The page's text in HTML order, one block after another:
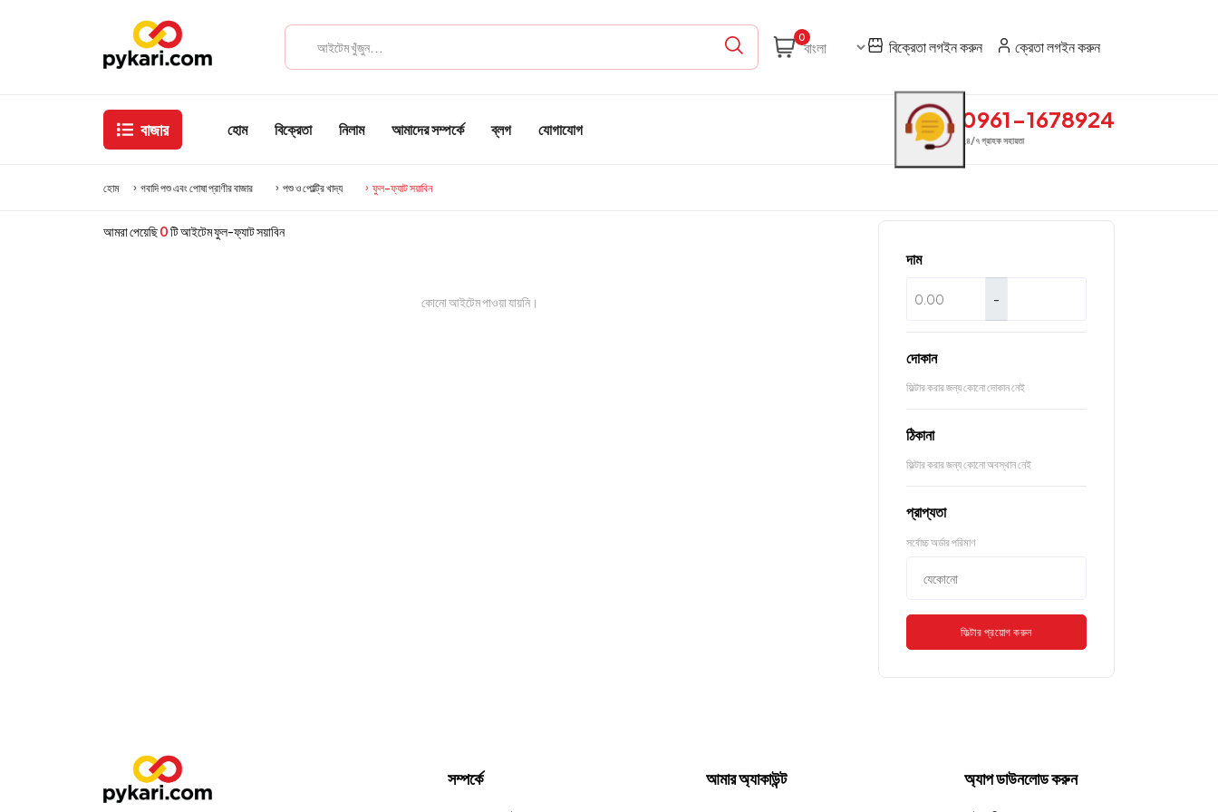
0
বিক্রেতা লগইন করুন ক্রেতা লগইন করুন
বাজার হোম বিক্রেতা নিলাম আমাদের সম্পর্কে ব্লগ যোগাযোগ 0961-1678924
২৪/৭ গ্রাহক সহায়তা
হোম গবাদি পশু এবং পোষা প্রাণীর বাজার পশু ও পোল্ট্রি খাদ্য ফুল-ফ্যাট সয়াবিন
আমরা পেয়েছি0টি আইটেম ফুল-ফ্যাট সয়াবিন
কোনো আইটেম পাওয়া যায়নি।
দাম
-
দোকান
ফিল্টার করার জন্য কোনো দোকান নেই
ঠিকানা
ফিল্টার করার জন্য কোনো অবস্থান নেই
প্রাপ্যতা
সর্বোচ্চ অর্ডার পরিমাণ
ফিল্টার প্রয়োগ করুন
সম্পর্কে আমার অ্যাকাউন্ট অ্যাপ ডাউনলোড করুন